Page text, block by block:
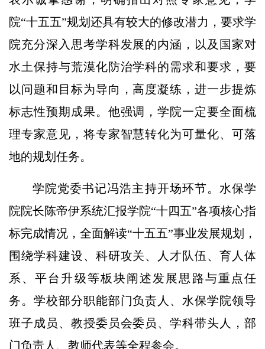
院“十五五”规划还具有较大的修改潜力，要求学
院充分深入思考学科发展的内涵，以及国家对
水土保持与荒漠化防治学科的需求和要求，要
以问题和目标为导向，高度凝练，进一步提炼
标志性预期成果。他强调，学院一定要全面梳
理专家意见，将专家智慧转化为可量化、可落
地的规划任务。
学院党委书记冯浩主持开场环节。水保学
院院长陈帝伊系统汇报学院“十四五”各项核心指
标完成情况，全面解读“十五五”事业发展规划，
围绕学科建设、科研攻关、人才队伍、育人体
系、平台升级等板块阐述发展思路与重点任
务。学校部分职能部门负责人、水保学院领导
班子成员、教授委员会委员、学科带头人，部
门负责人、教师代表等全程参会。